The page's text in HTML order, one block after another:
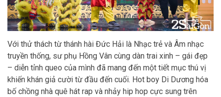
Với thử thách từ thánh hài Đức Hải là Nhạc trẻ và Âm nhạc
truyền thống, sư phụ Hồng Vân cùng dàn trai xinh – gái đẹp
– diễn tỉnh queo của mình đã mang đến một tiết mục thú vị
khiến khán giả cười từ đầu đến cuối. Hot boy Di Dương hóa
bố chồng nhà quê hát rap và nhảy hip hop cực sung trên